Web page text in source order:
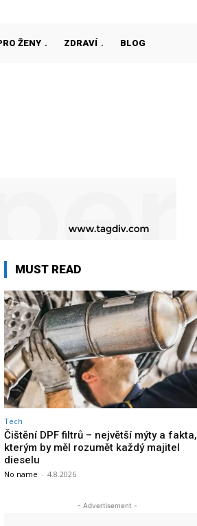
ŽENY ZDRAVÍ BLOG
MUST READ
Tech
Čištění DPF filtrů – největší mýty a fakta,
kterým by měl rozumět každý majitel
dieselu
No name - 4.8.2026
- Advertisement -